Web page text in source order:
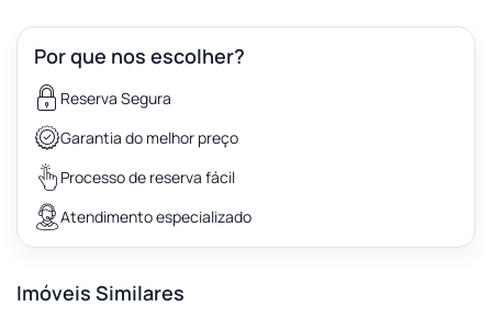
Por que nos escolher?
Reserva Segura
Garantia do melhor preço
Processo de reserva fácil
Atendimento especializado
Imóveis Similares